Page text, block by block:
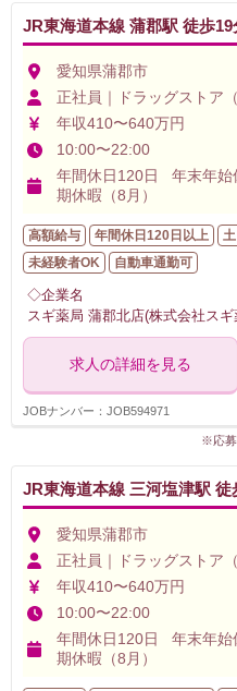
JR東海道本線 蒲郡駅 徒歩19
愛知県蒲郡市
正社員｜ドラッグストア
年収410〜640万円
10:00〜22:00
年間休日120日 年末年始
期休暇（8月）
高額給与 年間休日120日以上
未経験者OK
自動車通勤可
◇企業名
スギ薬局 蒲郡北店(株式会社スギ
求人の詳細を見る
JOBナンバー：JOB594971
※応募
JR東海道本線 三河塩津駅 徒
愛知県蒲郡市
正社員｜ドラッグストア
年収410〜640万円
10:00〜22:00
年間休日120日 年末年始
期休暇（8月）